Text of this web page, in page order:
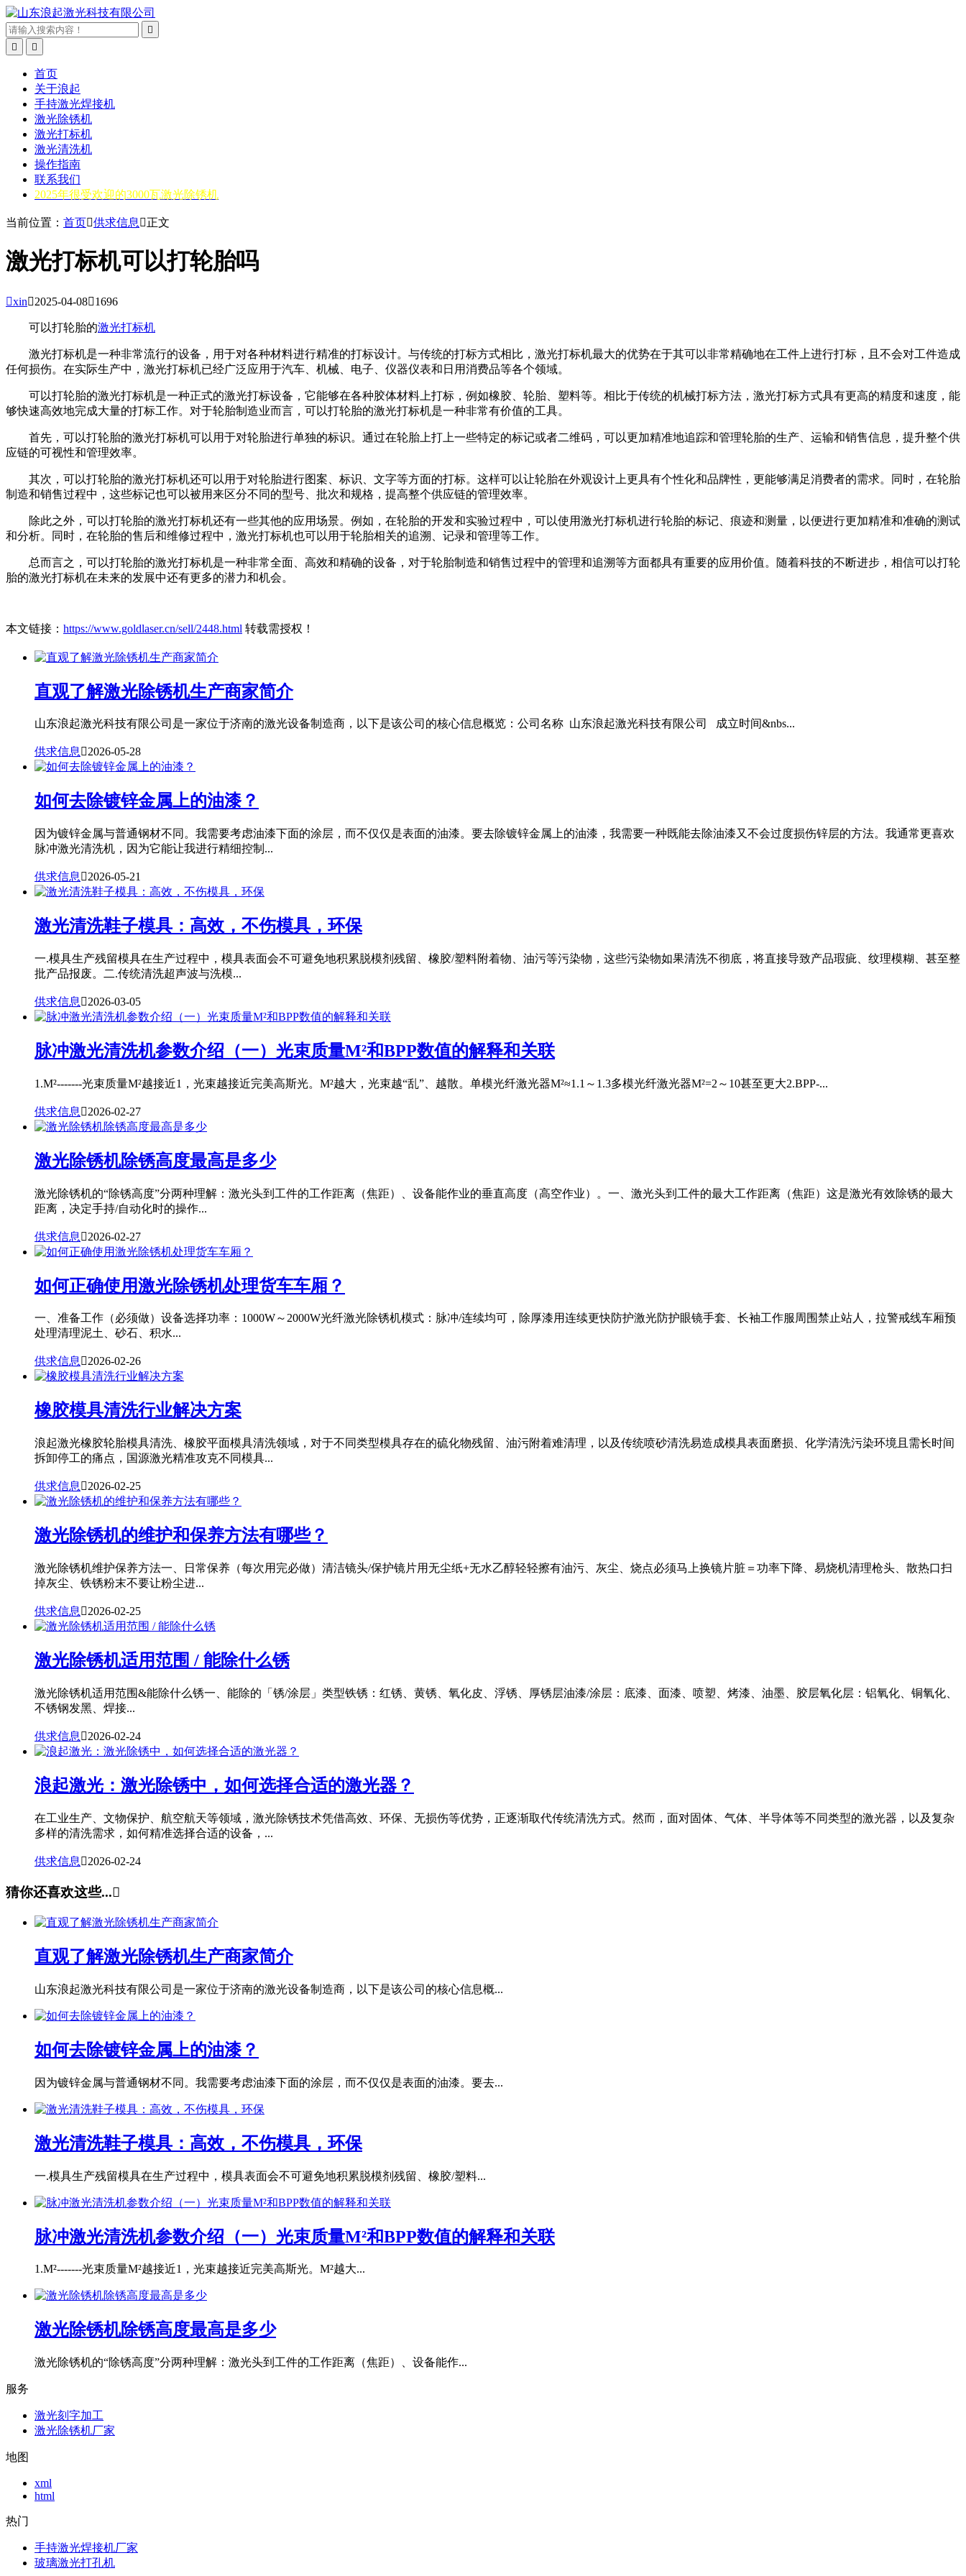



首页
关于浪起
手持激光焊接机
激光除锈机
激光打标机
激光清洗机
操作指南
联系我们
2025年很受欢迎的3000瓦激光除锈机
当前位置： 首页供求信息 正文
激光打标机可以打轮胎吗
xin2025-04-081696
可以打轮胎的激光打标机
激光打标机是一种非常流行的设备，用于对各种材料进行精准的打标设计。与传统的打标方式相比，激光打标机最大的优势在于其可以非常精确地在工件上进行打标，且不会对工件造成
任何损伤。在实际生产中，激光打标机已经广泛应用于汽车、机械、电子、仪器仪表和日用消费品等各个领域。
可以打轮胎的激光打标机是一种正式的激光打标设备，它能够在各种胶体材料上打标，例如橡胶、轮胎、塑料等。相比于传统的机械打标方法，激光打标方式具有更高的精度和速度，能
够快速高效地完成大量的打标工作。对于轮胎制造业而言，可以打轮胎的激光打标机是一种非常有价值的工具。
首先，可以打轮胎的激光打标机可以用于对轮胎进行单独的标识。通过在轮胎上打上一些特定的标记或者二维码，可以更加精准地追踪和管理轮胎的生产、运输和销售信息，提升整个供
应链的可视性和管理效率。
其次，可以打轮胎的激光打标机还可以用于对轮胎进行图案、标识、文字等方面的打标。这样可以让轮胎在外观设计上更具有个性化和品牌性，更能够满足消费者的需求。同时，在轮胎
制造和销售过程中，这些标记也可以被用来区分不同的型号、批次和规格，提高整个供应链的管理效率。
除此之外，可以打轮胎的激光打标机还有一些其他的应用场景。例如，在轮胎的开发和实验过程中，可以使用激光打标机进行轮胎的标记、痕迹和测量，以便进行更加精准和准确的测试
和分析。同时，在轮胎的售后和维修过程中，激光打标机也可以用于轮胎相关的追溯、记录和管理等工作。
总而言之，可以打轮胎的激光打标机是一种非常全面、高效和精确的设备，对于轮胎制造和销售过程中的管理和追溯等方面都具有重要的应用价值。随着科技的不断进步，相信可以打轮
胎的激光打标机在未来的发展中还有更多的潜力和机会。
本文链接： https://www.goldlaser.cn/sell/2448.html 转载需授权！
直观了解激光除锈机生产商家简介
山东浪起激光科技有限公司是一家位于济南的激光设备制造商，以下是该公司的核心信息概览：公司名称 山东浪起激光科技有限公司 成立时间&nbs...
供求信息2026-05-28
如何去除镀锌金属上的油漆？
因为镀锌金属与普通钢材不同。我需要考虑油漆下面的涂层，而不仅仅是表面的油漆。要去除镀锌金属上的油漆，我需要一种既能去除油漆又不会过度损伤锌层的方法。我通常更喜欢
脉冲激光清洗机，因为它能让我进行精细控制...
供求信息 2026-05-21
激光清洗鞋子模具：高效，不伤模具，环保
一.模具生产残留模具在生产过程中，模具表面会不可避免地积累脱模剂残留、橡胶/塑料附着物、油污等污染物，这些污染物如果清洗不彻底，将直接导致产品瑕疵、纹理模糊、甚至整
批产品报废。二.传统清洗超声波与洗模...
供求信息 2026-03-05
脉冲激光清洗机参数介绍（一）光束质量M²和BPP数值的解释和关联
1.M²-------光束质量M²越接近1，光束越接近完美高斯光。M²越大，光束越“乱”、越散。单模光纤激光器M²≈1.1～1.3多模光纤激光器M²=2～10甚至更大2.BPP-...
供求信息 2026-02-27
激光除锈机除锈高度最高是多少
激光除锈机的“除锈高度”分两种理解：激光头到工件的工作距离（焦距）、设备能作业的垂直高度（高空作业）。一、激光头到工件的最大工作距离（焦距）这是激光有效除锈的最大
距离，决定手持/自动化时的操作...
供求信息 2026-02-27
如何正确使用激光除锈机处理货车车厢？
一、准备工作（必须做）设备选择功率：1000W～2000W光纤激光除锈机模式：脉冲/连续均可，除厚漆用连续更快防护激光防护眼镜手套、长袖工作服周围禁止站人，拉警戒线车厢预
处理清理泥土、砂石、积水...
供求信息2026-02-26
橡胶模具清洗行业解决方案
浪起激光橡胶轮胎模具清洗、橡胶平面模具清洗领域，对于不同类型模具存在的硫化物残留、油污附着难清理，以及传统喷砂清洗易造成模具表面磨损、化学清洗污染环境且需长时间
拆卸停工的痛点，国源激光精准攻克不同模具...
供求信息 2026-02-25
激光除锈机的维护和保养方法有哪些？
激光除锈机维护保养方法一、日常保养（每次用完必做）清洁镜头/保护镜片用无尘纸+无水乙醇轻轻擦有油污、灰尘、烧点必须马上换镜片脏＝功率下降、易烧机清理枪头、散热口扫
掉灰尘、铁锈粉末不要让粉尘进...
供求信息 2026-02-25
激光除锈机适用范围 / 能除什么锈
激光除锈机适用范围&能除什么锈一、能除的「锈/涂层」类型铁锈：红锈、黄锈、氧化皮、浮锈、厚锈层油漆/涂层：底漆、面漆、喷塑、烤漆、油墨、胶层氧化层：铝氧化、铜氧化、
不锈钢发黑、焊接...
供求信息 2026-02-24
浪起激光：激光除锈中，如何选择合适的激光器？
在工业生产、文物保护、航空航天等领域，激光除锈技术凭借高效、环保、无损伤等优势，正逐渐取代传统清洗方式。然而，面对固体、气体、半导体等不同类型的激光器，以及复杂
多样的清洗需求，如何精准选择合适的设备，...
供求信息 2026-02-24
猜你还喜欢这些...
直观了解激光除锈机生产商家简介
山东浪起激光科技有限公司是一家位于济南的激光设备制造商，以下是该公司的核心信息概...
如何去除镀锌金属上的油漆？
因为镀锌金属与普通钢材不同。我需要考虑油漆下面的涂层，而不仅仅是表面的油漆。要去...
激光清洗鞋子模具：高效，不伤模具，环保
一.模具生产残留模具在生产过程中，模具表面会不可避免地积累脱模剂残留、橡胶/塑料...
脉冲激光清洗机参数介绍（一）光束质量M²和BPP数值的解释和关联
1.M²-------光束质量M²越接近1，光束越接近完美高斯光。M²越大...
激光除锈机除锈高度最高是多少
激光除锈机的“除锈高度”分两种理解：激光头到工件的工作距离（焦距）、设备能作...
服务
激光刻字加工
激光除锈机厂家
地图
xml
html
热门
手持激光焊接机厂家
玻璃激光打孔机